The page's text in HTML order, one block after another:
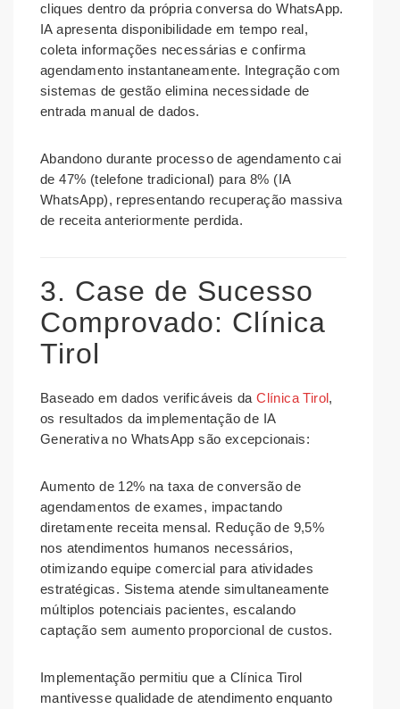
cliques dentro da própria conversa do WhatsApp.
IA apresenta disponibilidade em tempo real,
coleta informações necessárias e confirma
agendamento instantaneamente. Integração com
sistemas de gestão elimina necessidade de
entrada manual de dados.
Abandono durante processo de agendamento cai
de 47% (telefone tradicional) para 8% (IA
WhatsApp), representando recuperação massiva
de receita anteriormente perdida.
3. Case de Sucesso
Comprovado: Clínica
Tirol
Baseado em dados verificáveis daClínica Tirol,
os resultados da implementação de IA
Generativa no WhatsApp são excepcionais:
Aumento de 12% na taxa de conversão de
agendamentos de exames, impactando
diretamente receita mensal. Redução de 9,5%
nos atendimentos humanos necessários,
otimizando equipe comercial para atividades
estratégicas. Sistema atende simultaneamente
múltiplos potenciais pacientes, escalando
captação sem aumento proporcional de custos.
Implementação permitiu que a Clínica Tirol
mantivesse qualidade de atendimento enquanto